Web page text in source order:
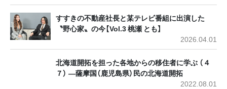
すすきの不動産社長と某テレビ番組に出演した
〝野心家〟の今【Vol.3 桃瀬 とも】
2026.04.01
北海道開拓を担った各地からの移住者に学ぶ （４
７） ―薩摩国（鹿児島県）民の北海道開拓
2022.08.01